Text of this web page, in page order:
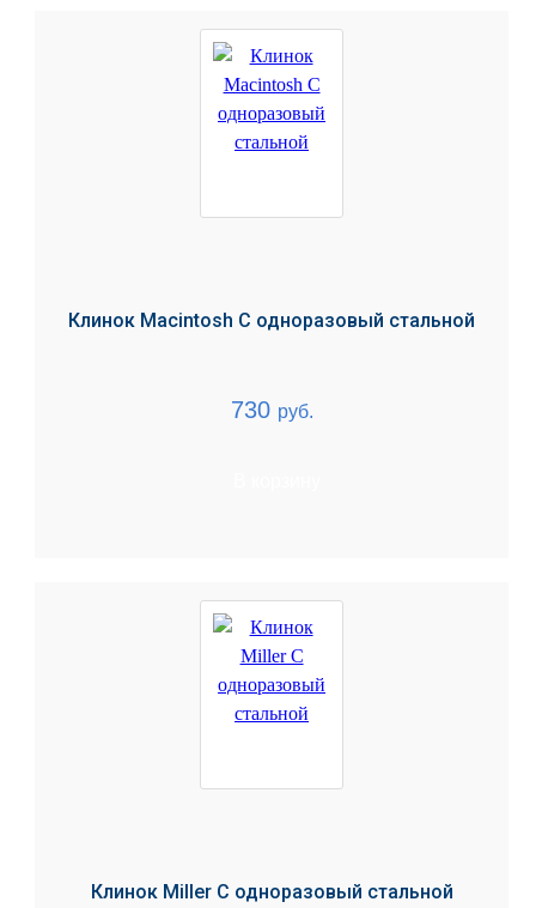
Клинок Macintosh C одноразовый стальной
730 руб.
Клинок Miller C одноразовый стальной